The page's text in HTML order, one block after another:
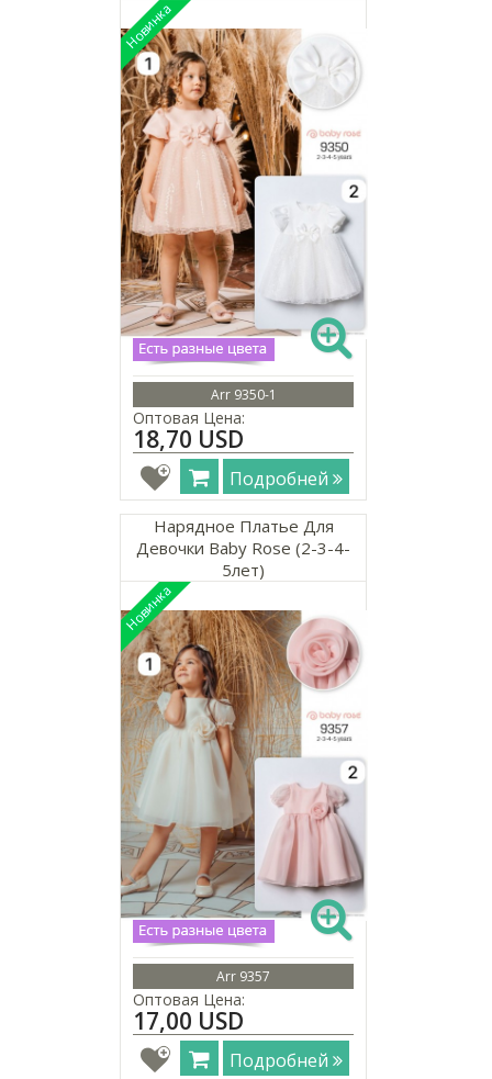
Arr 9350-1
Оптовая Цена:
18,70 USD
Подробней
Нарядное Платье Для
Девочки Baby Rose (2-3-4-
5лет)
Arr 9357
Оптовая Цена:
17,00 USD
Подробней